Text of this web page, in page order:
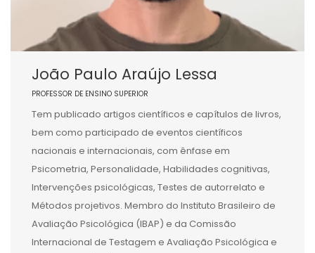
João Paulo Araújo Lessa
PROFESSOR DE ENSINO SUPERIOR
Tem publicado artigos científicos e capítulos de livros,
bem como participado de eventos científicos
nacionais e internacionais, com ênfase em
Psicometria, Personalidade, Habilidades cognitivas,
Intervenções psicológicas, Testes de autorrelato e
Métodos projetivos. Membro do Instituto Brasileiro de
Avaliação Psicológica (IBAP) e da Comissão
Internacional de Testagem e Avaliação Psicológica e